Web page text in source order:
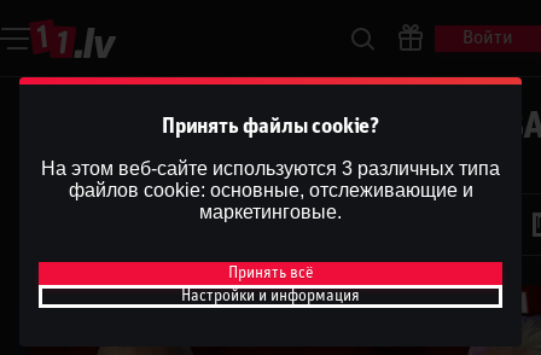
Войти
Ģenerālis pret Bukmeikeru |
2024/25 Sezona
Принять файлы cookie?
На этом веб-сайте используются 3 различных типа
файлов cookie: основные, отслеживающие и
маркетинговые.
Принять всё
Настройки и информация